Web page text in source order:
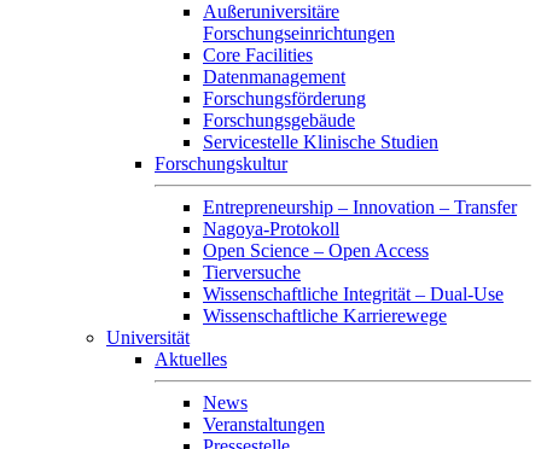
Außeruniversitäre
Forschungseinrichtungen
Core Facilities
Datenmanagement
Forschungsförderung
Forschungsgebäude
Servicestelle Klinische Studien
Forschungskultur
Entrepreneurship – Innovation – Transfer
Nagoya-Protokoll
Open Science – Open Access
Tierversuche
Wissenschaftliche Integrität – Dual-Use
Wissenschaftliche Karrierewege
Universität
Aktuelles
News
Veranstaltungen